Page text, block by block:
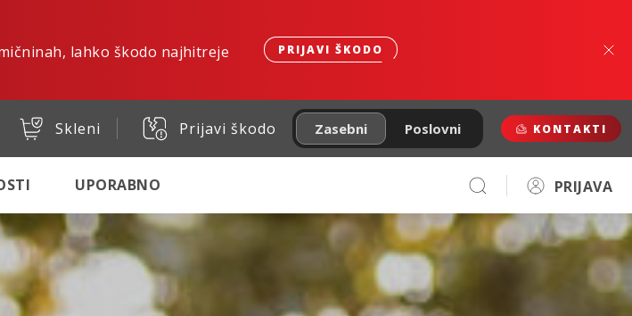
lahko škodo najhitreje
PRIJAVI ŠKODO
Skleni Prijavi škodo Zasebni Poslovni KONTAKTI
UPORABNO PRIJAVA